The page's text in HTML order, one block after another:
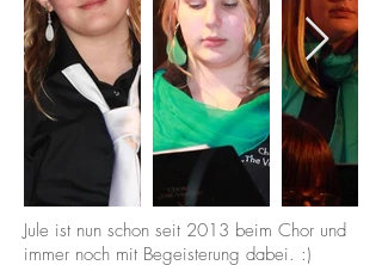
Jule ist nun schon seit 2013 beim Chor und
immer noch mit Begeisterung dabei. :)